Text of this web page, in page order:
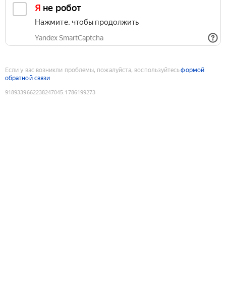
Я не робот
Нажмите, чтобы продолжить
Yandex SmartCaptcha
Если у вас возникли проблемы, пожалуйста, воспользуйтесьформой
обратной связи
9189339662238247045:1786199273